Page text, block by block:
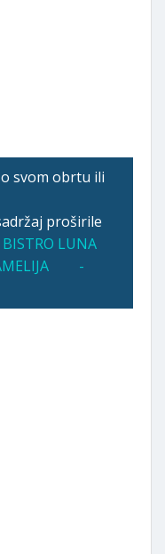
svom obrtu ili
proširile
BISTRO LUNA
-